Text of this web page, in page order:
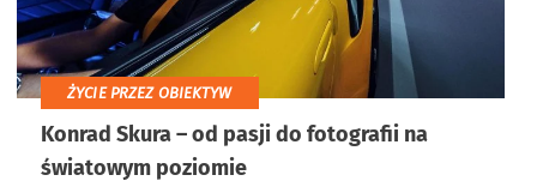
ŻYCIE PRZEZ OBIEKTYW
Konrad Skura – od pasji do fotografii na
światowym poziomie